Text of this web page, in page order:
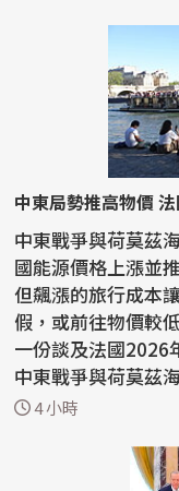
中東局勢推高物價
中東戰爭與荷莫茲
國能源價格上漲並
但飆漲的旅行成本
假，或前往物價較低的國家。 法國
一份談及法國2026
中東戰爭與荷莫茲
升通膨...
4 小時